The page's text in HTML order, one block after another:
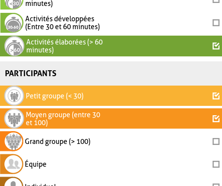
minutes)
Activités développées
(Entre 30 et 60 minutes)
Activités élaborées (> 60
minutes)
PARTICIPANTS
Petit groupe (< 30)
Moyen groupe (entre 30
et 100)
Grand groupe (> 100)
Équipe